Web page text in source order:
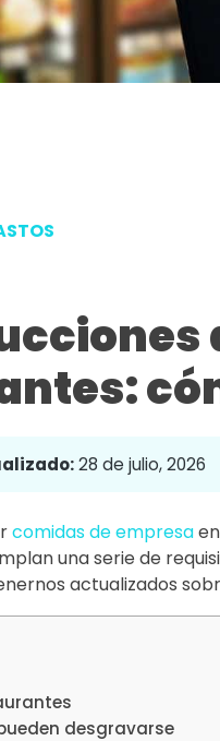
28 de julio, 2026
comidas de empresaen
una serie de
actualizados
desgravarse